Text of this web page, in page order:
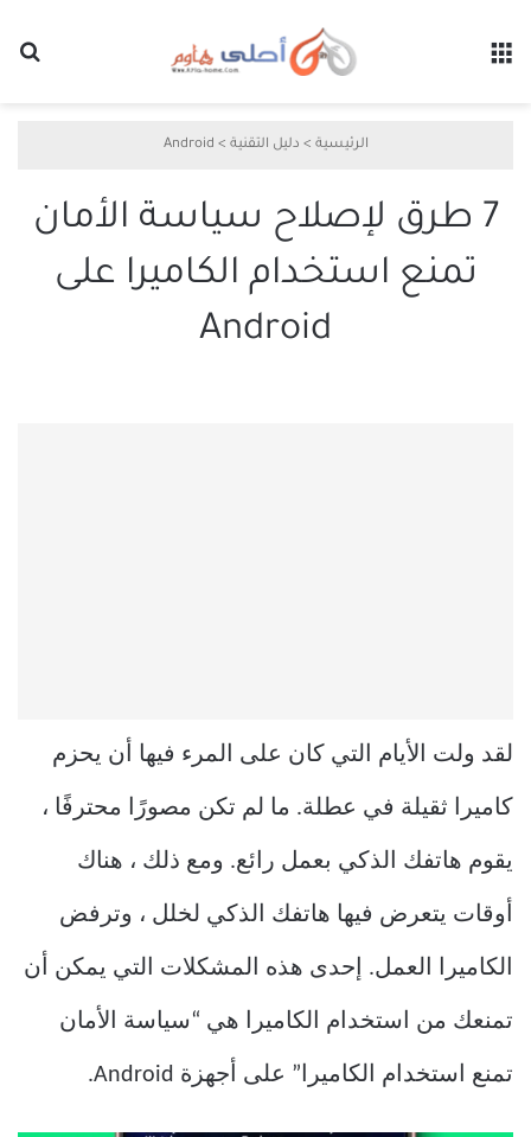
الرئيسية > دليل التقنية >
Android
7 طرق لإصلاح سياسة الأمان
تمنع استخدام الكاميرا على
Android
لقد ولت الأيام التي كان على المرء فيها أن يحزم
كاميرا ثقيلة في عطلة. ما لم تكن مصورًا محترفًا ،
يقوم هاتفك الذكي بعمل رائع. ومع ذلك ، هناك
أوقات يتعرض فيها هاتفك الذكي لخلل ، وترفض
الكاميرا العمل. إحدى هذه المشكلات التي يمكن أن
تمنعك من استخدام الكاميرا هي “سياسة الأمان
تمنع استخدام الكاميرا” على أجهزة Android.